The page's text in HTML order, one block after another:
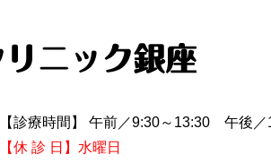
【診療時間】 午前／9:30～13:30 午後
【休 診 日】水曜日